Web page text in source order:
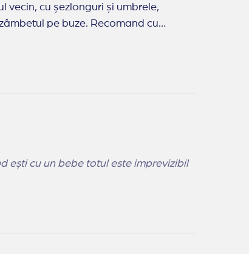
vecin, cu șezlonguri și umbrele,